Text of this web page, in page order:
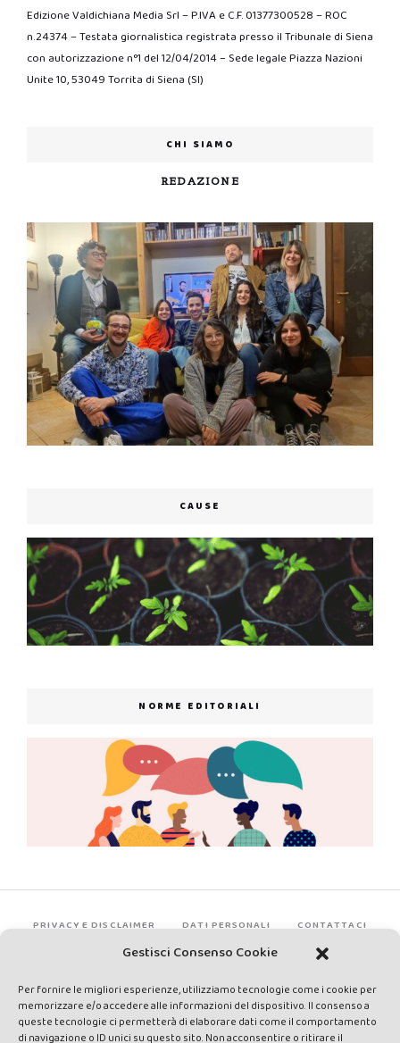
Gestisci Consenso Cookie
Per fornire le migliori esperienze, utilizziamo tecnologie come i cookie per
memorizzare e/o accedere alle informazioni del dispositivo. Il consenso a
queste tecnologie ci permetterà di elaborare dati come il comportamento
di navigazione o ID unici su questo sito. Non acconsentire o ritirare il
Edizione Valdichiana Media Srl – P.IVA e C.F. 01377300528 – ROC
n.24374 – Testata giornalistica registrata presso il Tribunale di Siena
con autorizzazione n°1 del 12/04/2014 – Sede legale Piazza Nazioni
Unite 10, 53049 Torrita di Siena (SI)
CHI SIAMO
REDAZIONE
CAUSE
NORME EDITORIALI
PRIVACY E DISCLAIMER DATI PERSONALI CONTATTACI